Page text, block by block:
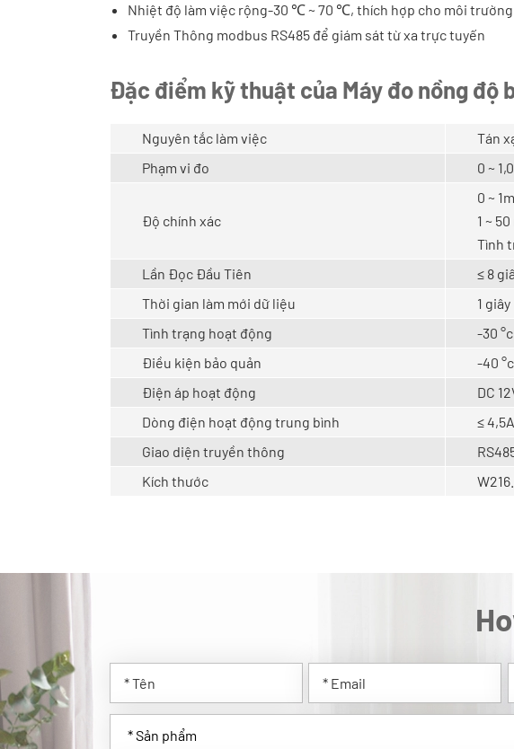
Nhiệt độ làm việc rộng-30 ℃ ~ 70 ℃, thích hợp cho môi
Truyền Thông modbus RS485 để giám sát từ xa trực tuyến
Đặc điểm kỹ thuật của Máy đo nồng độ
Nguyên tắc làm việc
Tán
Phạm vi đo
0 ~
Độ chính xác
0 ~
1 ~
Tình
Lần Đọc Đầu Tiên
≤ 8
Thời gian làm mới dữ liệu
1 giây
Tình trạng hoạt động
-30
Điều kiện bảo quản
-40
Điện áp hoạt động
DC
Dòng điện hoạt động trung bình
≤ 4,5A
Giao diện truyền thông
Kích thước